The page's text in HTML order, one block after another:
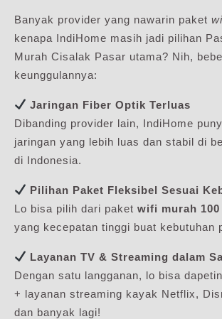
Banyak provider yang nawarin paket
kenapa IndiHome masih jadi pilihan
Murah Cisalak Pasar utama? Nih,
keunggulannya:
Jaringan Fiber Optik Terluas
Dibanding provider lain, IndiHome
jaringan yang lebih luas dan stabil di
di Indonesia.
Pilihan Paket Fleksibel Sesuai
Lo bisa pilih dari paket wifi murah
yang kecepatan tinggi buat kebutuhan
Layanan TV & Streaming dalam
Dengan satu langganan, lo bisa
+ layanan streaming kayak Netflix,
dan banyak lagi!